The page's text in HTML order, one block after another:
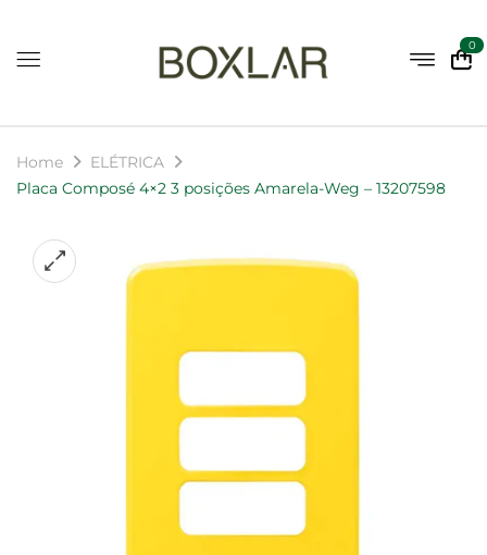
0
Home
ELÉTRICA
Placa Composé 4×2 3 posições Amarela-Weg – 13207598